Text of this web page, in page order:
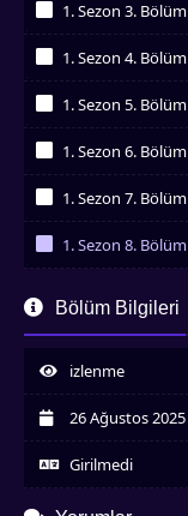
1. Sezon 3. Bölüm
1. Sezon 4. Bölüm
1. Sezon 5. Bölüm
1. Sezon 6. Bölüm
1. Sezon 7. Bölüm
1. Sezon 8. Bölüm
İzledim
İzledim
1. Sezon 10. Bölüm
İzledim
İzledim
1. Sezon 12. Bölüm
Bölüm Bilgileri
izlenme
26 Ağustos 2025
Girilmedi